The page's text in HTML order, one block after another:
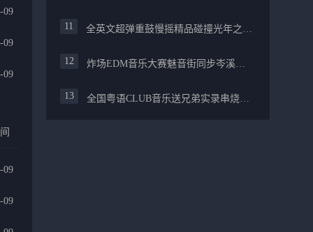
09
09
09
09
09
全英文超弹重鼓慢摇精品碰撞光年之外PROGHOUSE醉美抒情节奏
炸场EDM音乐大赛魅音街同步岑溪安仔阿焱精选炸场歌路串烧
全国粤语CLUB音乐送兄弟实录串烧融合越来越不懂爱的哲学遗憾专辑